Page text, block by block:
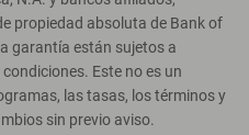
propiedad absoluta de Bank of
garantía están sujetos a
Este no es un
las tasas, los términos y
sin previo aviso.